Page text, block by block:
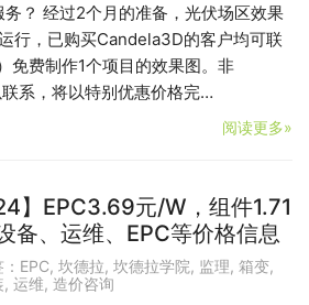
？ 经过2个月的准备，光伏场区效果
行，已购买Candela3D的客户均可联
免费制作1个项目的效果图。非
系，将以特别优惠价格完…
阅读更多»
】EPC3.69元/W，组件1.71
备、运维、EPC等价格信息
EPC, 坎德拉, 坎德拉学院, 监理, 箱变,
, 运维, 造价咨询